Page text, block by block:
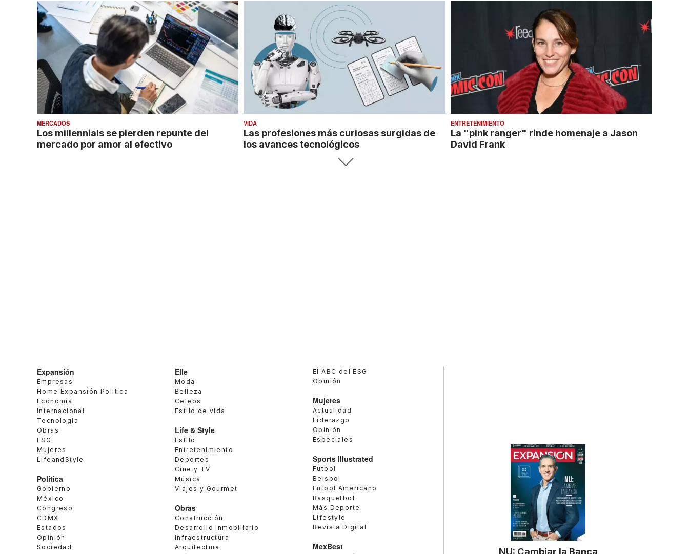
MERCADOS
Los millennials se pierden repunte del
mercado por amor al efectivo
VIDA
Las profesiones más curiosas surgidas de
los avances tecnológicos
ENTRETENIMIENTO
La "pink ranger" rinde homenaje a Jason
David Frank
Expansión
Empresas
Home Expansión Politica
Economía
Internacional
Tecnología
Obras
ESG
Mujeres
LifeandStyle
Política
Gobierno
México
Congreso
CDMX
Estados
Opinión
Sociedad
Elle
Moda
Belleza
Celebs
Estilo de vida
Life & Style
Estilo
Entretenimiento
Deportes
Cine y TV
Música
Viajes y Gourmet
Obras
Construcción
Desarrollo Inmobiliario
Infraestructura
Arquitectura
El ABC del ESG
Opinión
Mujeres
Actualidad
Liderazgo
Opinión
Especiales
Sports Illustrated
Futbol
Beisbol
Futbol Americano
Basquetbol
Más Deporte
Lifestyle
Revista Digital
MexBest NU: Cambiar la Banca